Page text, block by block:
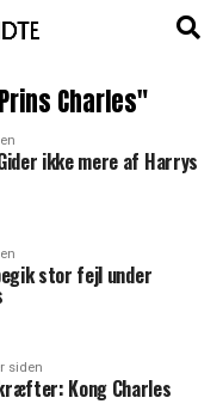
Charles"
ikke mere af Harrys
stor fejl under
siden
Kong Charles